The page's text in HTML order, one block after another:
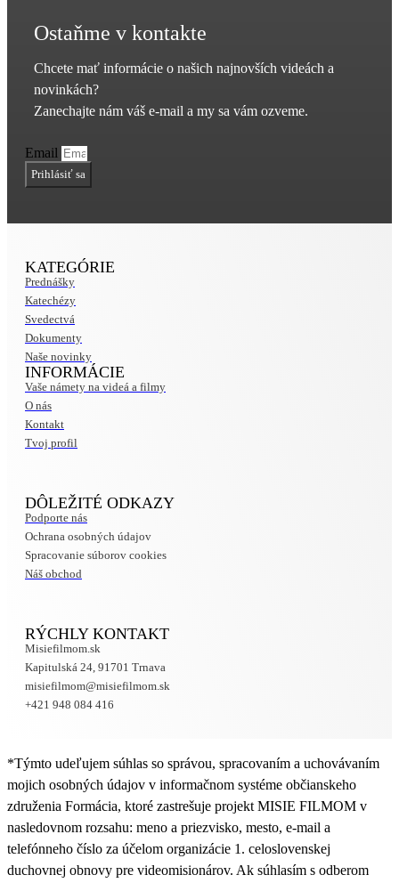
Ostaňme v kontakte
Chcete mať informácie o našich najnovších videách a
novinkách?
Zanechajte nám váš e-mail a my sa vám ozveme.
Email
Prihlásiť sa
KATEGÓRIE
Prednášky
Katechézy
Svedectvá
Dokumenty
Naše novinky
INFORMÁCIE
Vaše námety na videá a filmy
O nás
Kontakt
Tvoj profil
DÔLEŽITÉ ODKAZY
Podporte nás
Ochrana osobných údajov
Spracovanie súborov cookies
Náš obchod
RÝCHLY KONTAKT
Misiefilmom.sk
Kapitulská 24, 91701 Trnava
misiefilmom@misiefilmom.sk
+421 948 084 416
*Týmto udeľujem súhlas so správou, spracovaním a uchovávaním
mojich osobných údajov v informačnom systéme občianskeho
združenia Formácia, ktoré zastrešuje projekt MISIE FILMOM v
nasledovnom rozsahu: meno a priezvisko, mesto, e-mail a
telefónneho číslo za účelom organizácie 1. celoslovenskej
duchovnej obnovy pre videomisionárov. Ak súhlasím s odberom